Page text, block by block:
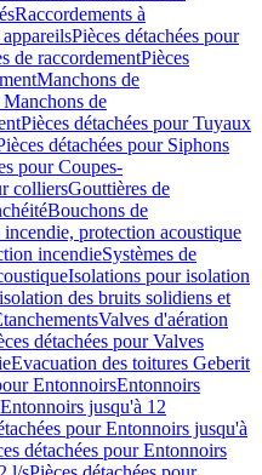
Raccordements à
Pièces détachées pour
de raccordementPièces
Manchons de
Manchons de
Pièces détachées pour Tuyaux
détachées pour Siphons
pour Coupes-
colliersGouttières de
Bouchons de
protection acoustique
incendieSystèmes de
Isolations pour isolation
des bruits solidiens et
Valves d'aération
détachées pour Valves
Evacuation des toitures Geberit
EntonnoirsEntonnoirs
jusqu'à 12
pour Entonnoirs jusqu'à
détachées pour Entonnoirs